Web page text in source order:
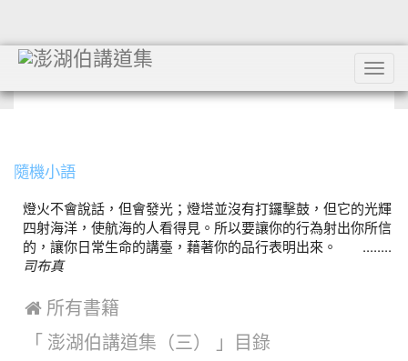
隨機小語
燈火不會說話，但會發光；燈塔並沒有打鑼擊鼓，但它的光輝
四射海洋，使航海的人看得見。所以要讓你的行為射出你所信
的，讓你日常生命的講臺，藉著你的品行表明出來。 ........
司布真
 所有書籍
「 澎湖伯講道集（三） 」目錄